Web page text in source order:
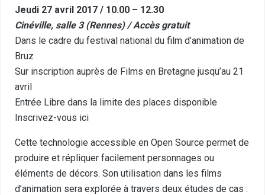
Jeudi 27 avril 2017 / 10.00 – 12.30
Cinéville, salle 3 (Rennes) / Accès gratuit
Dans le cadre du festival national du film d’animation de
Bruz
Sur inscription auprès de Films en Bretagne jusqu’au 21
avril
Entrée Libre dans la limite des places disponible
Inscrivez-vous ici
Cette technologie accessible en Open Source permet de
produire et répliquer facilement personnages ou
éléments de décors. Son utilisation dans les films
d’animation sera explorée à travers deux études de cas :